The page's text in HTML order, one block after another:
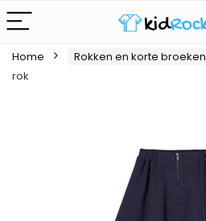
Home Rokken en korte broeken
rok